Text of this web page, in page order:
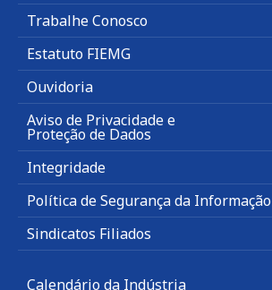
Trabalhe Conosco
Estatuto FIEMG
Ouvidoria
Aviso de Privacidade e
Proteção de Dados
Integridade
Política de Segurança da Informação
Sindicatos Filiados
Calendário da Indústria